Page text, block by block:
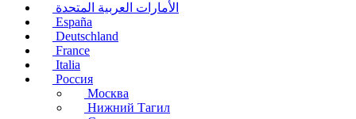
الأمارات العربية المتحدة
España
Deutschland
France
Italia
Россия
Москва
Нижний Тагил